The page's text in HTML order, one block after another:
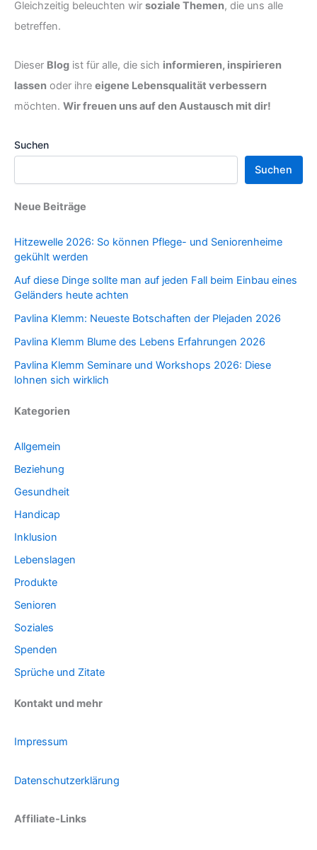
Gleichzeitig beleuchten wir soziale Themen, die uns alle
betreffen.
Dieser Blog ist für alle, die sich informieren, inspirieren
lassen oder ihre eigene Lebensqualität verbessern
möchten. Wir freuen uns auf den Austausch mit dir!
Suchen
Suchen
Neue Beiträge
Hitzewelle 2026: So können Pflege- und Seniorenheime
gekühlt werden
Auf diese Dinge sollte man auf jeden Fall beim Einbau eines
Geländers heute achten
Pavlina Klemm: Neueste Botschaften der Plejaden 2026
Pavlina Klemm Blume des Lebens Erfahrungen 2026
Pavlina Klemm Seminare und Workshops 2026: Diese
lohnen sich wirklich
Kategorien
Allgemein
Beziehung
Gesundheit
Handicap
Inklusion
Lebenslagen
Produkte
Senioren
Soziales
Spenden
Sprüche und Zitate
Kontakt und mehr
Impressum
Datenschutzerklärung
Affiliate-Links